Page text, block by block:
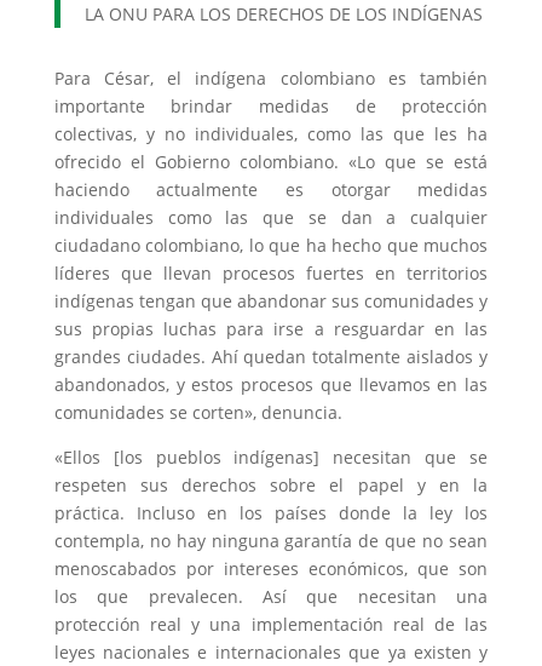
LA ONU PARA LOS DERECHOS DE LOS INDÍGENAS
Para César, el indígena colombiano es también
importante brindar medidas de protección
colectivas, y no individuales, como las que les ha
ofrecido el Gobierno colombiano. «Lo que se está
haciendo actualmente es otorgar medidas
individuales como las que se dan a cualquier
ciudadano colombiano, lo que ha hecho que muchos
líderes que llevan procesos fuertes en territorios
indígenas tengan que abandonar sus comunidades y
sus propias luchas para irse a resguardar en las
grandes ciudades. Ahí quedan totalmente aislados y
abandonados, y estos procesos que llevamos en las
comunidades se corten», denuncia.
«Ellos [los pueblos indígenas] necesitan que se
respeten sus derechos sobre el papel y en la
práctica. Incluso en los países donde la ley los
contempla, no hay ninguna garantía de que no sean
menoscabados por intereses económicos, que son
los que prevalecen. Así que necesitan una
protección real y una implementación real de las
leyes nacionales e internacionales que ya existen y